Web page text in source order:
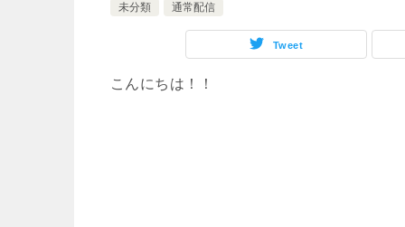
未分類
通常配信
Tweet
こんにちは！！